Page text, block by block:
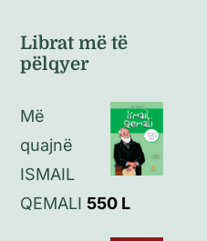
Librat më të
pëlqyer
Më
quajnë
ISMAIL
QEMALI 550 L